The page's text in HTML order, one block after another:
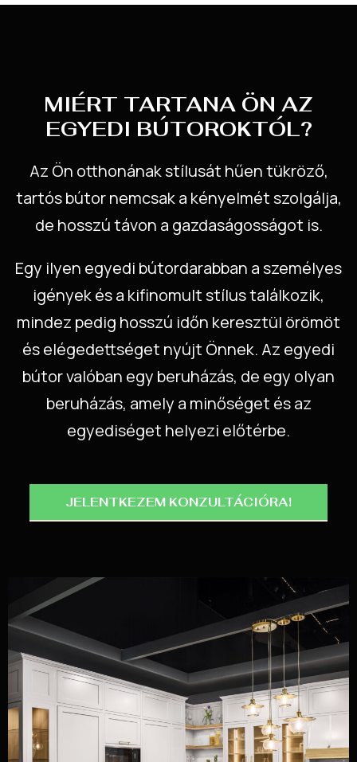
MIÉRT TARTANA ÖN AZ
EGYEDI BÚTOROKTÓL?
Az Ön otthonának stílusát hűen tükröző,
tartós bútor nemcsak a kényelmét szolgálja,
de hosszú távon a gazdaságosságot is.
Egy ilyen egyedi bútordarabban a személyes
igények és a kifinomult stílus találkozik,
mindez pedig hosszú időn keresztül örömöt
és elégedettséget nyújt Önnek. Az egyedi
bútor valóban egy beruházás, de egy olyan
beruházás, amely a minőséget és az
egyediséget helyezi előtérbe.
JELENTKEZEM KONZULTÁCIÓRA!